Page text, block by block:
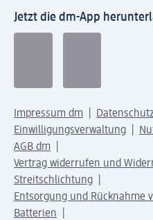
Jetzt die dm-App
Impressum dm
Einwilligungsverwaltung
AGB dm
Vertrag widerrufen und
Streitschlichtung
Entsorgung und Rücknahme
Batterien